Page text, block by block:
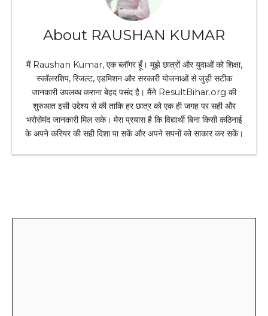
About RAUSHAN KUMAR
मैं Raushan Kumar, एक ब्लॉगर हूँ। मुझे छात्रों और युवाओं को शिक्षा,
स्कॉलरशिप, रिजल्ट, एडमिशन और सरकारी योजनाओं से जुड़ी सटीक
जानकारी उपलब्ध कराना बेहद पसंद है। मैंने ResultBihar.org की
शुरुआत इसी उद्देश्य से की ताकि हर छात्र को एक ही जगह पर सही और
भरोसेमंद जानकारी मिल सके। मेरा प्रयास है कि विद्यार्थी बिना किसी कठिनाई
के अपने करियर की सही दिशा पा सकें और अपने सपनों को साकार कर सकें।